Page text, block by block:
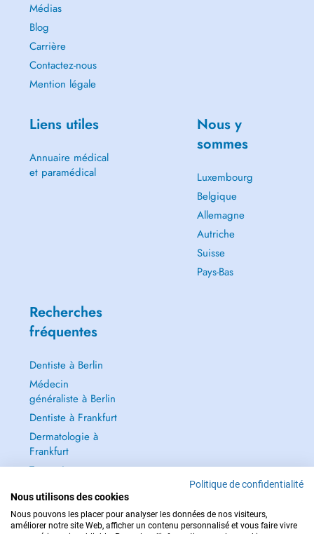
Médias
Blog
Carrière
Contactez-nous
Mention légale
Liens utiles
Annuaire médical
et paramédical
Nous y
sommes
Luxembourg
Belgique
Allemagne
Autriche
Suisse
Pays-Bas
Recherches
fréquentes
Dentiste à Berlin
Médecin
généraliste à Berlin
Dentiste à Frankfurt
Dermatologie à
Frankfurt
Tout voir →
Politique de confidentialité
Nous utilisons des cookies
Nous pouvons les placer pour analyser les données de nos visiteurs,
améliorer notre site Web, afficher un contenu personnalisé et vous faire vivre